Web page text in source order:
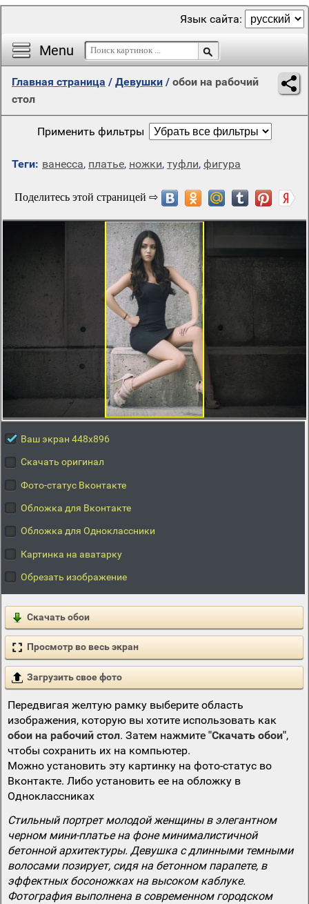
Menu
Язык сайта:
Главная страница / Девушки / обои на рабочий
стол
Применить фильтры
Теги: ванесса, платье, ножки, туфли, фигура
Ваш экран 448x896
Скачать оригинал
Фото-статус Вконтакте
Обложка для Вконтакте
Обложка для Одноклассники
Картинка на аватарку
Обрезать изображение
Скачать обои
Просмотр во весь экран
Загрузить свое фото
Передвигая желтую рамку выберите область
изображения, которую вы хотите использовать как
обои на рабочий стол. Затем нажмите "Скачать обои",
чтобы сохранить их на компьютер.
Можно установить эту картинку на фото-статус во
Вконтакте. Либо установить ее на обложку в
Одноклассниках
Стильный портрет молодой женщины в элегантном
черном мини-платье на фоне минималистичной
бетонной архитектуры. Девушка с длинными темными
волосами позирует, сидя на бетонном парапете, в
эффектных босоножках на высоком каблуке.
Фотография выполнена в современном городском